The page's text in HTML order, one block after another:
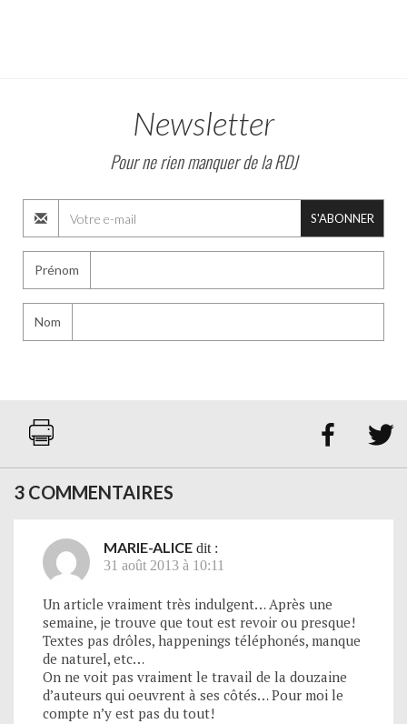
Newsletter
Pour ne rien manquer de la RDJ
S'ABONNER
Prénom
Nom
 
3 COMMENTAIRES
MARIE-ALICE dit :
31 août 2013 à 10:11
Un article vraiment très indulgent… Après une
semaine, je trouve que tout est revoir ou presque!
Textes pas drôles, happenings téléphonés, manque
de naturel, etc…
On ne voit pas vraiment le travail de la douzaine
d’auteurs qui oeuvrent à ses côtés… Pour moi le
compte n’y est pas du tout!